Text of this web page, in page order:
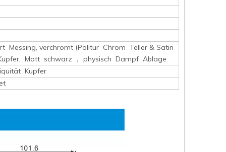
verchromt (Politur Chrom Teller & Satin
Matt schwarz ， physisch Dampf Ablage
Kupfer